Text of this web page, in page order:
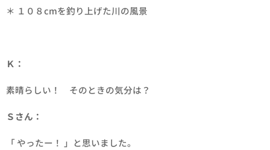
＊ １０８cmを釣り上げた川の風景
Ｋ：
素晴らしい！ そのときの気分は？
Ｓさん：
「 やったー！ 」と思いました。